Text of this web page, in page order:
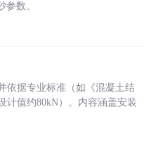
数。
依据专业标准（如《混凝土结
计值约80kN）。内容涵盖安装